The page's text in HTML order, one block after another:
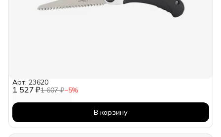
1 527 ₽1 607 ₽−5%
Арт: 23620
В корзину